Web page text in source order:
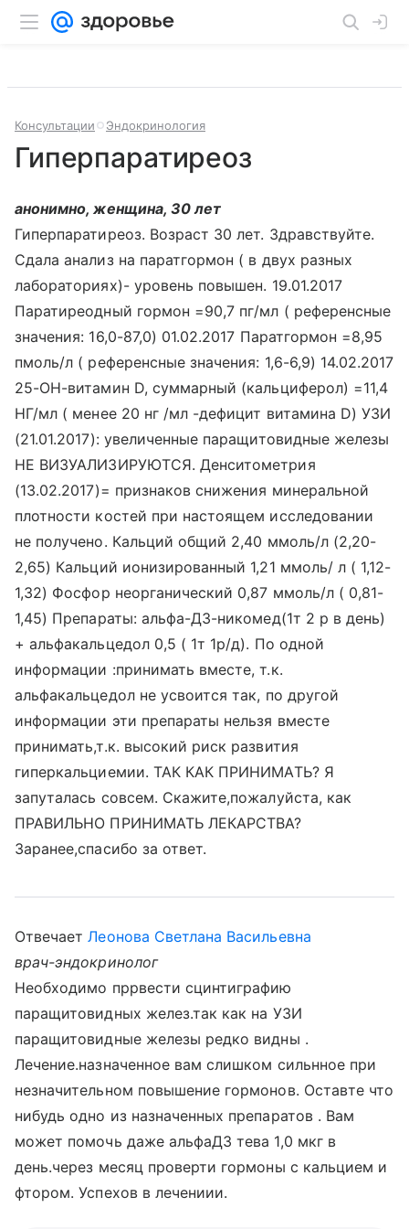
Консультации Эндокринология
Гиперпаратиреоз
анонимно, женщина, 30 лет
Гиперпаратиреоз. Возраст 30 лет. Здравствуйте.
Сдала анализ на паратгормон ( в двух разных
лабораториях)- уровень повышен. 19.01.2017
Паратиреодный гормон =90,7 пг/мл ( референсные
значения: 16,0-87,0) 01.02.2017 Паратгормон =8,95
пмоль/л ( референсные значения: 1,6-6,9) 14.02.2017
25-ОН-витамин D, суммарный (кальциферол) =11,4
НГ/мл ( менее 20 нг /мл -дефицит витамина D) УЗИ
(21.01.2017): увеличенные паращитовидные железы
НЕ ВИЗУАЛИЗИРУЮТСЯ. Денситометрия
(13.02.2017)= признаков снижения минеральной
плотности костей при настоящем исследовании
не получено. Кальций общий 2,40 ммоль/л (2,20-
2,65) Кальций ионизированный 1,21 ммоль/ л ( 1,12-
1,32) Фосфор неорганический 0,87 ммоль/л ( 0,81-
1,45) Препараты: альфа-Д3-никомед(1т 2 р в день)
+ альфакальцедол 0,5 ( 1т 1р/д). По одной
информации :принимать вместе, т.к.
альфакальцедол не усвоится так, по другой
информации эти препараты нельзя вместе
принимать,т.к. высокий риск развития
гиперкальциемии. ТАК КАК ПРИНИМАТЬ? Я
запуталась совсем. Скажите,пожалуйста, как
ПРАВИЛЬНО ПРИНИМАТЬ ЛЕКАРСТВА?
Заранее,спасибо за ответ.
ОтвечаетЛеонова Светлана Васильевна
врач-эндокринолог
Необходимо пррвести сцинтиграфию
паращитовидных желез.так как на УЗИ
паращитовидные железы редко видны .
Лечение.назначенное вам слишком сильнное при
незначительном повышение гормонов. Оставте что
нибудь одно из назначенных препаратов . Вам
может помочь даже альфаД3 тева 1,0 мкг в
день.через месяц проверти гормоны с кальцием и
фтором. Успехов в лечениии.